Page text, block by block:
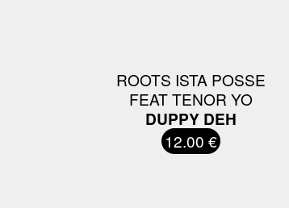
ROOTS ISTA POSSE
FEAT TENOR YO
DUPPY DEH
12.00 €